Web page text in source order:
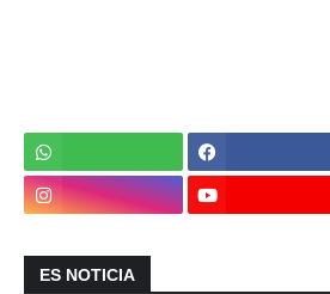
ES NOTICIA